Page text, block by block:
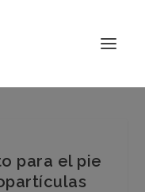
para el pie